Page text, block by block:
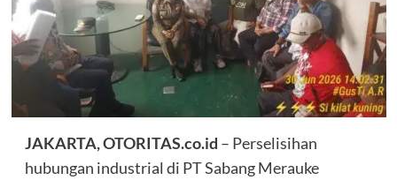
JAKARTA, OTORITAS.co.id – Perselisihan
hubungan industrial di PT Sabang Merauke